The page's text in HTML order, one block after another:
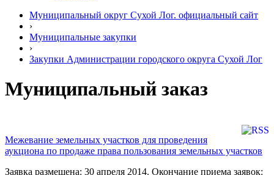
Муниципальный округ Сухой Лог. официальный сайт
›
Муниципальные закупки
›
Закупки Администрации городского округа Сухой Лог
Муниципальный заказ
Межевание земельных участков для проведения
аукциона по продаже права пользования земельных участков
Заявка размещена: 30 апреля 2014. Окончание приема заявок: